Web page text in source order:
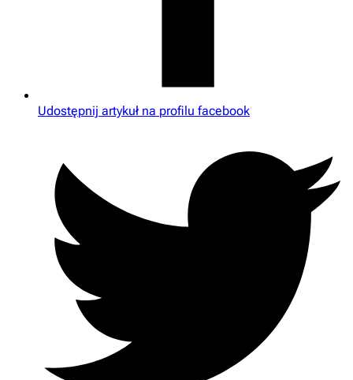
Udostępnij artykuł na profilu facebook